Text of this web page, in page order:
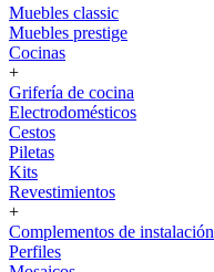
Muebles classic
Muebles prestige
Cocinas
+
Grifería de cocina
Electrodomésticos
Cestos
Piletas
Kits
Revestimientos
+
Complementos de instalación
Perfiles